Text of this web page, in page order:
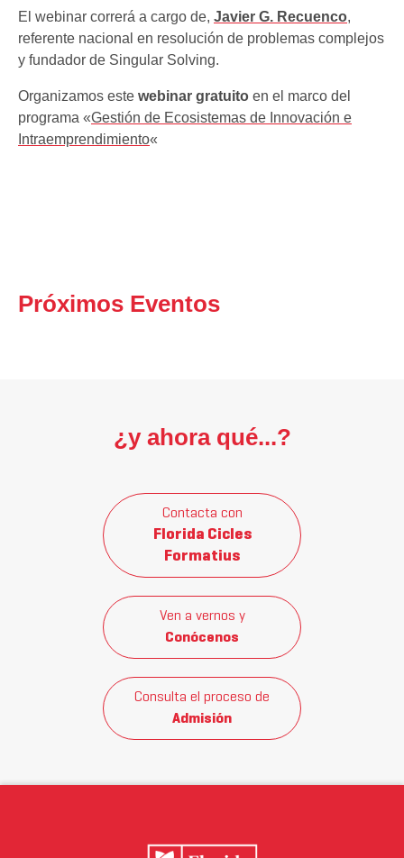
El webinar correrá a cargo de, Javier G. Recuenco,
referente nacional en resolución de problemas complejos
y fundador de Singular Solving.
Organizamos este webinar gratuito en el marco del
programa «Gestión de Ecosistemas de Innovación e
Intraemprendimiento«
Próximos Eventos
¿y ahora qué...?
Contacta con
Florida Cicles
Formatius
Ven a vernos y
Conócenos
Consulta el proceso de
Admisión